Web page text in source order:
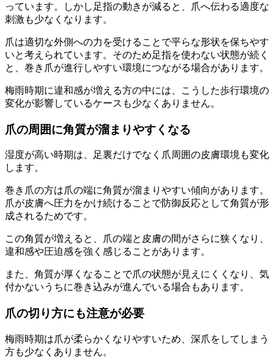
っています。しかし足指の動きが減ると、爪へ伝わる適度な
刺激も少なくなります。
爪は適切な外側への力を受けることで平らな形状を保ちやす
いと考えられています。そのため足指を使わない状態が続く
と、巻き爪が進行しやすい環境につながる場合があります。
梅雨時期に違和感が増える方の中には、こうした歩行環境の
変化が影響しているケースも少なくありません。
爪の周囲に角質が溜まりやすくなる
湿度が高い時期は、足裏だけでなく爪周囲の皮膚環境も変化
します。
巻き爪の方は爪の端に角質が溜まりやすい傾向があります。
爪が皮膚へ圧力をかけ続けることで防御反応として角質が形
成されるためです。
この角質が増えると、爪の端と皮膚の間がさらに狭くなり、
違和感や圧迫感を強く感じることがあります。
また、角質が厚くなることで爪の状態が見えにくくなり、気
付かないうちに巻き込みが進んでいる場合もあります。
爪の切り方にも注意が必要
梅雨時期は爪が柔らかくなりやすいため、深爪をしてしまう
方も少なくありません。